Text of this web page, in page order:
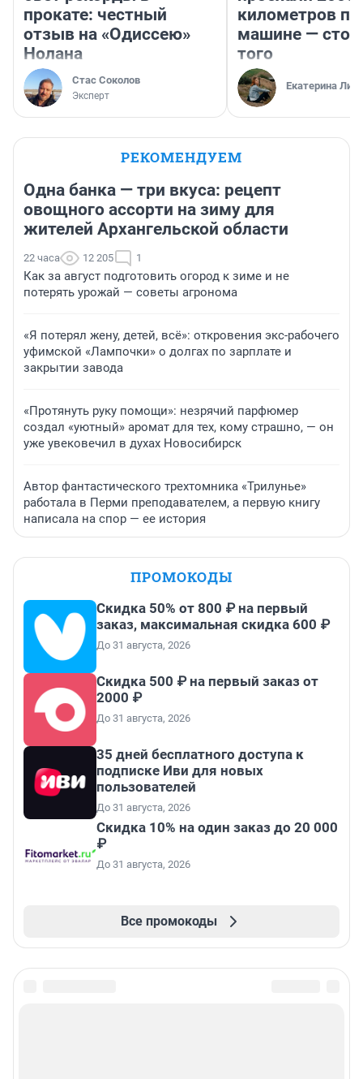
прокате: честный
отзыв на «Одиссею»
Нолана
Стас Соколов
Эксперт
километров по
машине —
того
Екатерина
РЕКОМЕНДУЕМ
Одна банка — три вкуса: рецепт
овощного ассорти на зиму для
жителей Архангельской области
22 часа 12 205 1
Как за август подготовить огород к зиме и не
потерять урожай — советы агронома
«Я потерял жену, детей, всё»: откровения экс-рабочего
уфимской «Лампочки» о долгах по зарплате и
закрытии завода
«Протянуть руку помощи»: незрячий парфюмер
создал «уютный» аромат для тех, кому страшно, — он
уже увековечил в духах Новосибирск
Автор фантастического трехтомника «Трилунье»
работала в Перми преподавателем, а первую книгу
написала на спор — ее история
ПРОМОКОДЫ
Скидка 50% от 800 ₽ на первый
заказ, максимальная скидка 600 ₽
До 31 августа, 2026
Скидка 500 ₽ на первый заказ от
2000 ₽
До 31 августа, 2026
35 дней бесплатного доступа к
подписке Иви для новых
пользователей
До 31 августа, 2026
Скидка 10% на один заказ до 20 000
₽
До 31 августа, 2026
Все промокоды